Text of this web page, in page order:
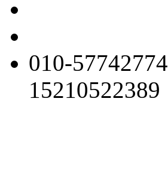
010-57742774
15210522389